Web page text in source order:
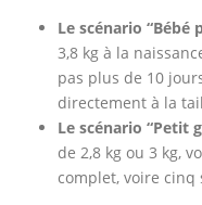
Le scénario “Bébé
3,8 kg à la
pas plus de 10
directement à la
Le scénario “Petit
de 2,8 kg ou 3 kg,
complet, voire cinq